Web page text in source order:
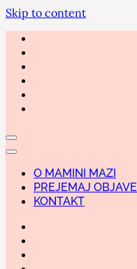
Skip to content
O MAMINI MAZI
PREJEMAJ OBJAVE
KONTAKT